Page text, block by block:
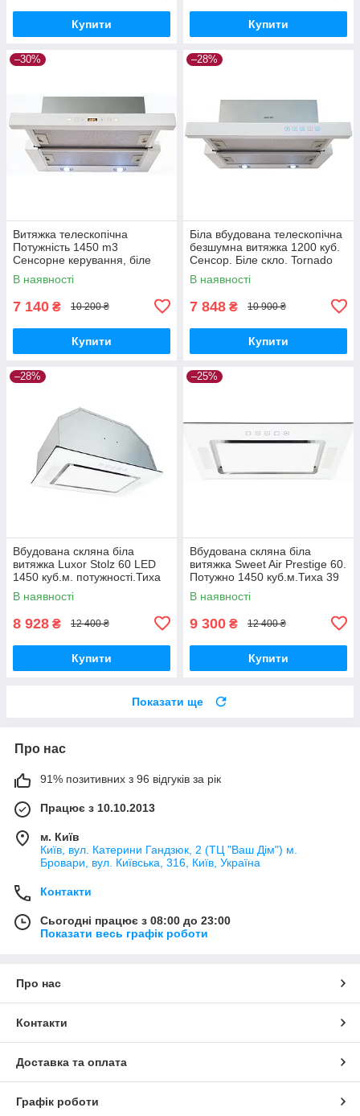
Купити Купити
–30%
Витяжка телескопічна
Потужність 1450 m3
Сенсорне керування, біле
скло. вбудована Luxor Elite
F60 WH
В наявності
7 140 ₴ 10 200 ₴
Купити
–28%
Біла вбудована телескопічна
безшумна витяжка 1200 куб.
Сенсор. Біле скло. Tornado
Glass 60 WH
В наявності
7 848 ₴ 10 900 ₴
Купити
–28%
Вбудована скляна біла
витяжка Luxor Stolz 60 LED
1450 куб.м. потужності.Тиха
39 дБ. Повновбудована
В наявності
8 928 ₴ 12 400 ₴
Купити
–25%
Вбудована скляна біла
витяжка Sweet Air Prestige 60.
Потужно 1450 куб.м.Тиха 39
дБ. Повновбудована
В наявності
9 300 ₴ 12 400 ₴
Купити
Показати ще
Про нас
91% позитивних з 96 відгуків за рік
Працює з 10.10.2013
м. Київ
Київ, вул. Катерини Гандзюк, 2 (ТЦ "Ваш Дім") м.
Бровари, вул. Київська, 316, Київ, Україна
Контакти
Сьогодні працює з 08:00 до 23:00
Показати весь графік роботи
Про нас
Контакти
Доставка та оплата
Графік роботи